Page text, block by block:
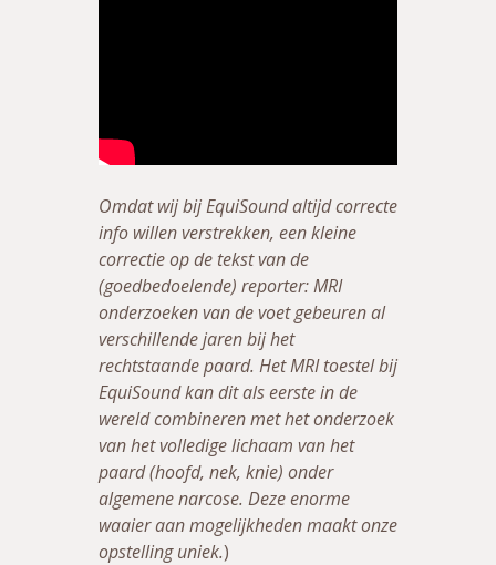
Omdat wij bij EquiSound altijd correcte
info willen verstrekken, een kleine
correctie op de tekst van de
(goedbedoelende) reporter: MRI
onderzoeken van de voet gebeuren al
verschillende jaren bij het
rechtstaande paard. Het MRI toestel bij
EquiSound kan dit als eerste in de
wereld combineren met het onderzoek
van het volledige lichaam van het
paard (hoofd, nek, knie) onder
algemene narcose. Deze enorme
waaier aan mogelijkheden maakt onze
opstelling uniek.)